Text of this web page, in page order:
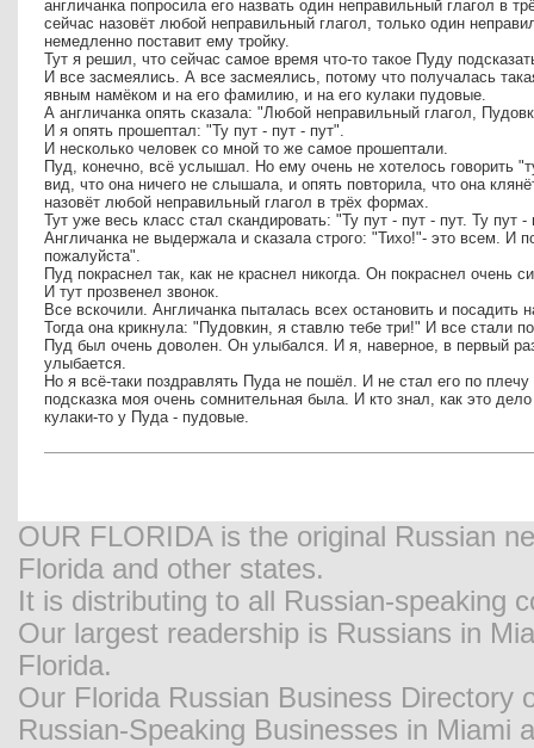
англичанка попросила его назвать один неправильный глагол в
сейчас назовёт любой неправильный глагол, только один
немедленно поставит ему тройку.
Тут я решил, что сейчас самое время что-то такое Пуду
И все засмеялись. А все засмеялись, потому что получалась
явным намёком и на его фамилию, и на его кулаки пудовые.
А англичанка опять сказала: "Любой неправильный глагол,
И я опять прошептал: "Ту пут - пут - пут".
И несколько человек со мной то же самое прошептали.
Пуд, конечно, всё услышал. Но ему очень не хотелось говорить
вид, что она ничего не слышала, и опять повторила, что она
назовёт любой неправильный глагол в трёх формах.
Тут уже весь класс стал скандировать: "Ту пут - пут - пут. Ту пут
Англичанка не выдержала и сказала строго: "Тихо!"- это всем. И
пожалуйста".
Пуд покраснел так, как не краснел никогда. Он покраснел очень
И тут прозвенел звонок.
Все вскочили. Англичанка пыталась всех остановить и посадить
Тогда она крикнула: "Пудовкин, я ставлю тебе три!" И все стали
Пуд был очень доволен. Он улыбался. И я, наверное, в первый
улыбается.
Но я всё-таки поздравлять Пуда не пошёл. И не стал его по
подсказка моя очень сомнительная была. И кто знал, как это
кулаки-то у Пуда - пудовые.
OUR FLORIDA is the original Russian
Florida and other states.
It is distributing to all Russian-speaking
Our largest readership is Russians in
Florida.
Our Florida Russian Business Directory
Russian-Speaking Businesses in Miami